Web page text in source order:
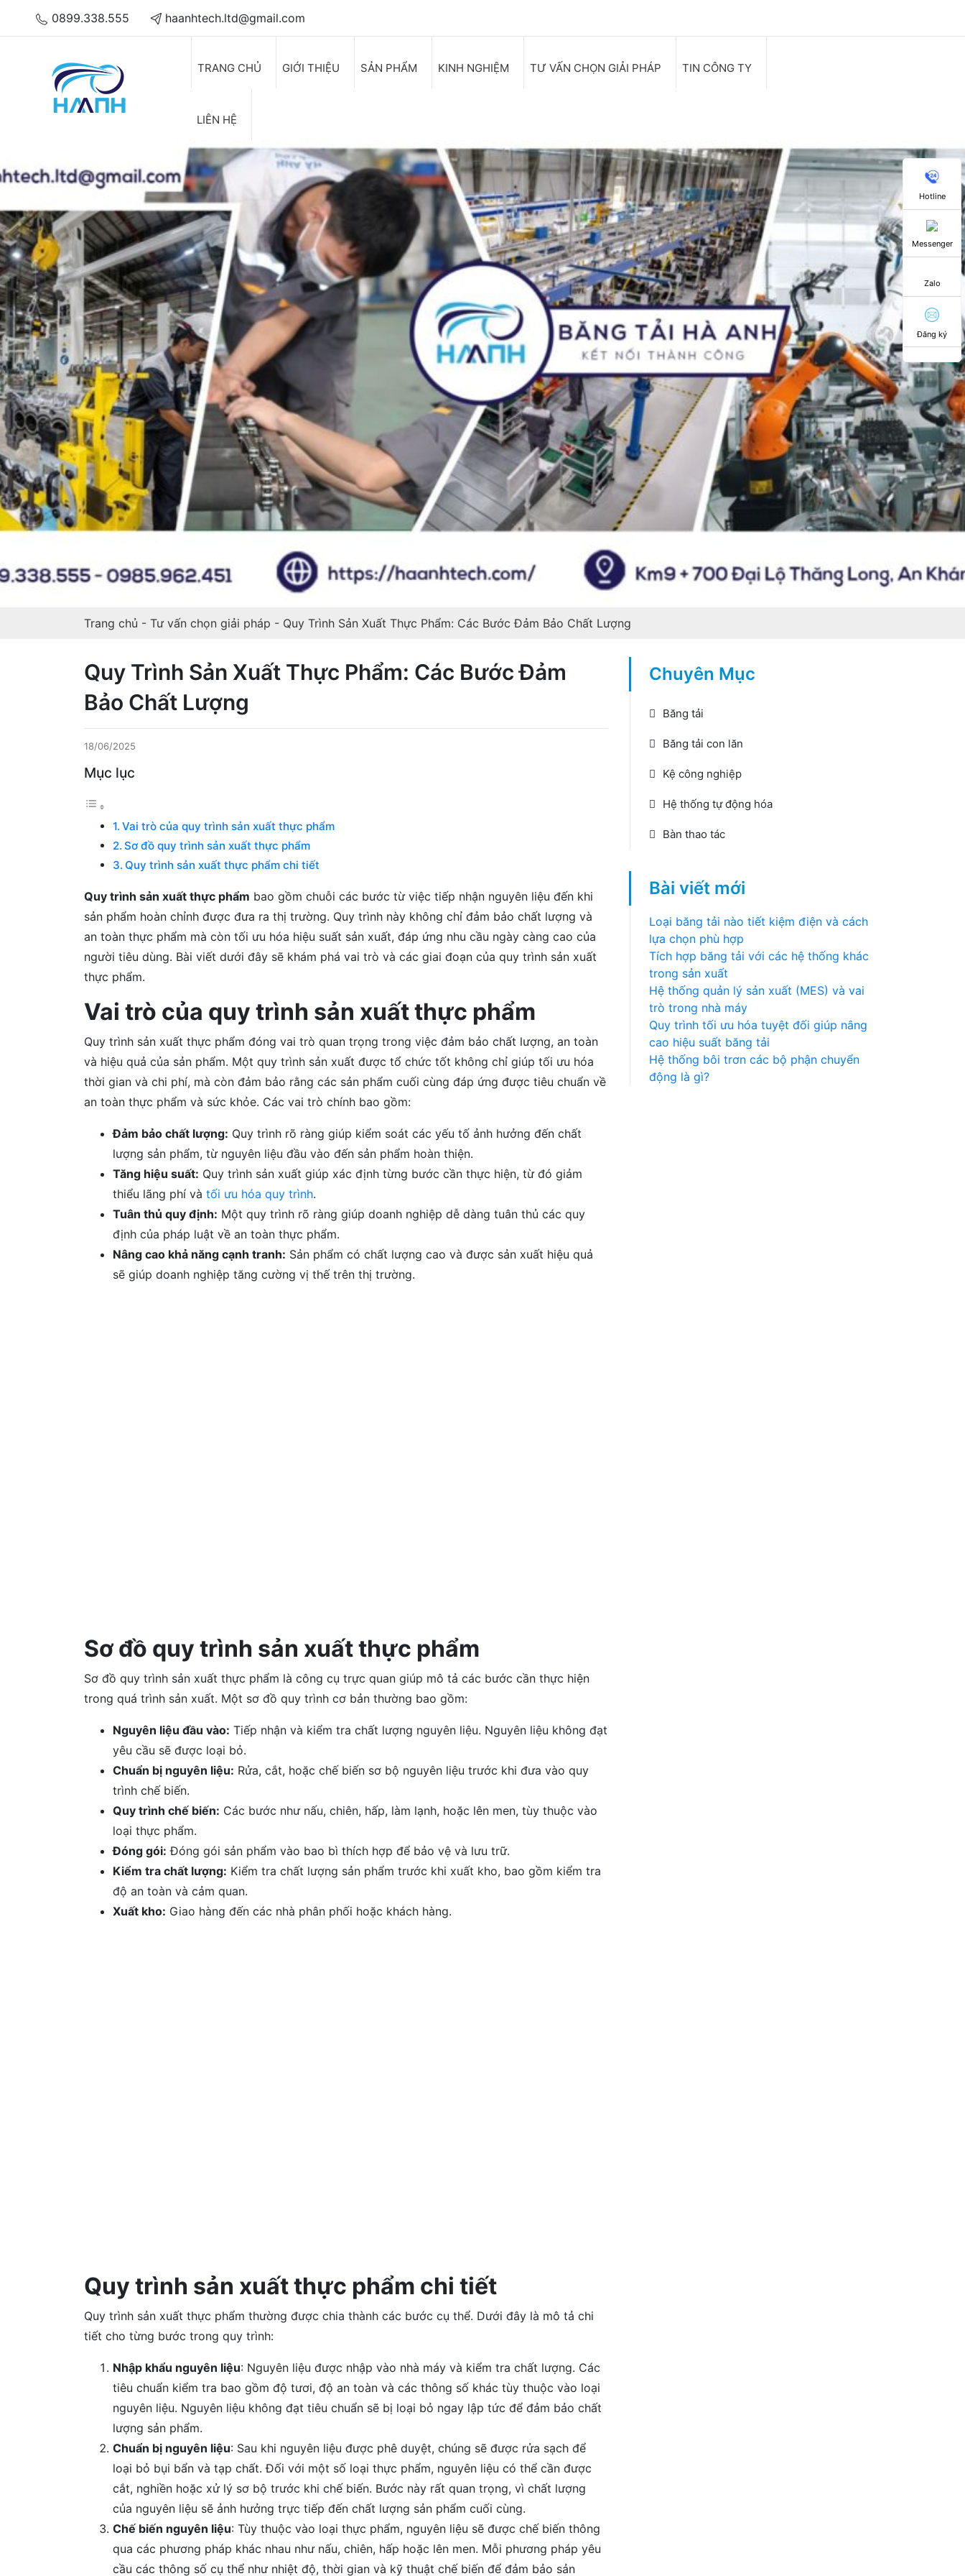
0899.338.555 haanhtech.ltd@gmail.com
TRANG CHỦ GIỚI THIỆU SẢN PHẨM KINH NGHIỆM TƯ VẤN CHỌN GIẢI PHÁP TIN CÔNG TY
LIÊN HỆ
Trang chủ - Tư vấn chọn giải pháp - Quy Trình Sản Xuất Thực Phẩm: Các Bước Đảm Bảo Chất Lượng
Quy Trình Sản Xuất Thực Phẩm: Các Bước Đảm
Bảo Chất Lượng
18/06/2025
Mục lục
Vai trò của quy trình sản xuất thực phẩm
Sơ đồ quy trình sản xuất thực phẩm
Quy trình sản xuất thực phẩm chi tiết
Quy trình sản xuất thực phẩm bao gồm chuỗi các bước từ việc tiếp nhận nguyên liệu đến khi
sản phẩm hoàn chỉnh được đưa ra thị trường. Quy trình này không chỉ đảm bảo chất lượng và
an toàn thực phẩm mà còn tối ưu hóa hiệu suất sản xuất, đáp ứng nhu cầu ngày càng cao của
người tiêu dùng. Bài viết dưới đây sẽ khám phá vai trò và các giai đoạn của quy trình sản xuất
thực phẩm.
Vai trò của quy trình sản xuất thực phẩm
Quy trình sản xuất thực phẩm đóng vai trò quan trọng trong việc đảm bảo chất lượng, an toàn
và hiệu quả của sản phẩm. Một quy trình sản xuất được tổ chức tốt không chỉ giúp tối ưu hóa
thời gian và chi phí, mà còn đảm bảo rằng các sản phẩm cuối cùng đáp ứng được tiêu chuẩn về
an toàn thực phẩm và sức khỏe. Các vai trò chính bao gồm:
Đảm bảo chất lượng: Quy trình rõ ràng giúp kiểm soát các yếu tố ảnh hưởng đến chất
lượng sản phẩm, từ nguyên liệu đầu vào đến sản phẩm hoàn thiện.
Tăng hiệu suất: Quy trình sản xuất giúp xác định từng bước cần thực hiện, từ đó giảm
thiểu lãng phí và tối ưu hóa quy trình.
Tuân thủ quy định: Một quy trình rõ ràng giúp doanh nghiệp dễ dàng tuân thủ các quy
định của pháp luật về an toàn thực phẩm.
Nâng cao khả năng cạnh tranh: Sản phẩm có chất lượng cao và được sản xuất hiệu quả
sẽ giúp doanh nghiệp tăng cường vị thế trên thị trường.
Sơ đồ quy trình sản xuất thực phẩm
Sơ đồ quy trình sản xuất thực phẩm là công cụ trực quan giúp mô tả các bước cần thực hiện
trong quá trình sản xuất. Một sơ đồ quy trình cơ bản thường bao gồm:
Nguyên liệu đầu vào: Tiếp nhận và kiểm tra chất lượng nguyên liệu. Nguyên liệu không đạt
yêu cầu sẽ được loại bỏ.
Chuẩn bị nguyên liệu: Rửa, cắt, hoặc chế biến sơ bộ nguyên liệu trước khi đưa vào quy
trình chế biến.
Quy trình chế biến: Các bước như nấu, chiên, hấp, làm lạnh, hoặc lên men, tùy thuộc vào
loại thực phẩm.
Đóng gói: Đóng gói sản phẩm vào bao bì thích hợp để bảo vệ và lưu trữ.
Kiểm tra chất lượng: Kiểm tra chất lượng sản phẩm trước khi xuất kho, bao gồm kiểm tra
độ an toàn và cảm quan.
Xuất kho: Giao hàng đến các nhà phân phối hoặc khách hàng.
Quy trình sản xuất thực phẩm chi tiết
Quy trình sản xuất thực phẩm thường được chia thành các bước cụ thể. Dưới đây là mô tả chi
tiết cho từng bước trong quy trình:
Nhập khẩu nguyên liệu: Nguyên liệu được nhập vào nhà máy và kiểm tra chất lượng. Các
tiêu chuẩn kiểm tra bao gồm độ tươi, độ an toàn và các thông số khác tùy thuộc vào loại
nguyên liệu. Nguyên liệu không đạt tiêu chuẩn sẽ bị loại bỏ ngay lập tức để đảm bảo chất
lượng sản phẩm.
Chuẩn bị nguyên liệu: Sau khi nguyên liệu được phê duyệt, chúng sẽ được rửa sạch để
loại bỏ bụi bẩn và tạp chất. Đối với một số loại thực phẩm, nguyên liệu có thể cần được
cắt, nghiền hoặc xử lý sơ bộ trước khi chế biến. Bước này rất quan trọng, vì chất lượng
của nguyên liệu sẽ ảnh hưởng trực tiếp đến chất lượng sản phẩm cuối cùng.
Chế biến nguyên liệu: Tùy thuộc vào loại thực phẩm, nguyên liệu sẽ được chế biến thông
qua các phương pháp khác nhau như nấu, chiên, hấp hoặc lên men. Mỗi phương pháp yêu
cầu các thông số cụ thể như nhiệt độ, thời gian và kỹ thuật chế biến để đảm bảo sản
Chuyên Mục
Băng tải
Băng tải con lăn
Kệ công nghiệp
Hệ thống tự động hóa
Bàn thao tác
Bài viết mới
Loại băng tải nào tiết kiệm điện và cách
lựa chọn phù hợp
Tích hợp băng tải với các hệ thống khác
trong sản xuất
Hệ thống quản lý sản xuất (MES) và vai
trò trong nhà máy
Quy trình tối ưu hóa tuyệt đối giúp nâng
cao hiệu suất băng tải
Hệ thống bôi trơn các bộ phận chuyển
động là gì?
Hotline
Messenger
Zalo
Đăng ký